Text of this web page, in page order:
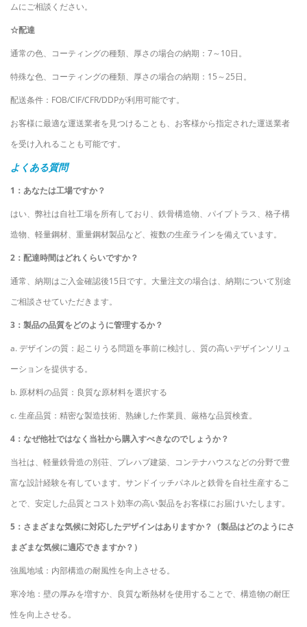
ムにご相談ください。
☆配達
通常の色、コーティングの種類、厚さの場合の納期：7～10日。
特殊な色、コーティングの種類、厚さの場合の納期：15～25日。
配送条件：FOB/CIF/CFR/DDPが利用可能です。
お客様に最適な運送業者を見つけることも、お客様から指定された運送業者
を受け入れることも可能です。
よくある質問
1：あなたは工場ですか？
はい、弊社は自社工場を所有しており、鉄骨構造物、パイプトラス、格子構
造物、軽量鋼材、重量鋼材製品など、複数の生産ラインを備えています。
2：配達時間はどれくらいですか？
通常、納期はご入金確認後15日です。大量注文の場合は、納期について別途
ご相談させていただきます。
3：製品の品質をどのように管理するか？
a. デザインの質：起こりうる問題を事前に検討し、質の高いデザインソリュ
ーションを提供する。
b. 原材料の品質：良質な原材料を選択する
c. 生産品質：精密な製造技術、熟練した作業員、厳格な品質検査。
4：なぜ他社ではなく当社から購入すべきなのでしょうか？
当社は、軽量鉄骨造の別荘、プレハブ建築、コンテナハウスなどの分野で豊
富な設計経験を有しています。サンドイッチパネルと鉄骨を自社生産するこ
とで、安定した品質とコスト効率の高い製品をお客様にお届けいたします。
5：さまざまな気候に対応したデザインはありますか？（製品はどのようにさ
まざまな気候に適応できますか？）
強風地域：内部構造の耐風性を向上させる。
寒冷地：壁の厚みを増すか、良質な断熱材を使用することで、構造物の耐圧
性を向上させる。